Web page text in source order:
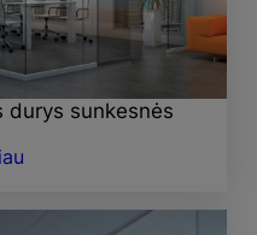
durys sunkesnės